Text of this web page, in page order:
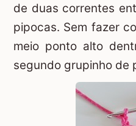
de duas correntes
pipocas. Sem fazer
meio ponto alto
segundo grupinho de